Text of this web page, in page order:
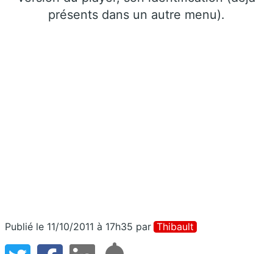
présents dans un autre menu).
Publié le 11/10/2011 à 17h35 par Thibault